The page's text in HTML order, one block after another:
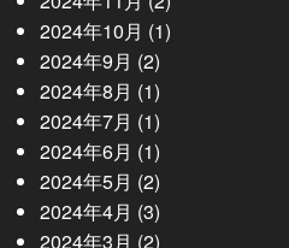
2024年10月 (1)
2024年9月 (2)
2024年8月 (1)
2024年7月 (1)
2024年6月 (1)
2024年5月 (2)
2024年4月 (3)
2024年3月 (2)